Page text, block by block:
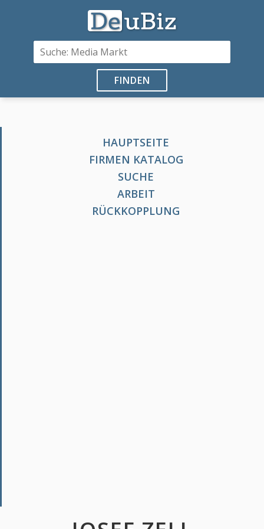
FINDEN
HAUPTSEITE
FIRMEN KATALOG
SUCHE
ARBEIT
RÜCKKOPPLUNG